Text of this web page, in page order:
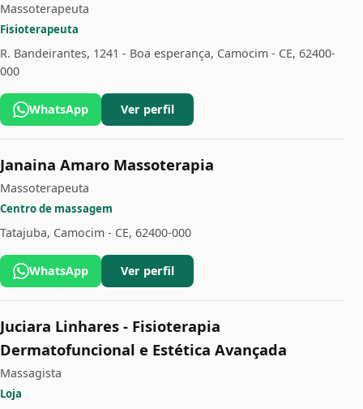
Massoterapeuta
Fisioterapeuta
R. Bandeirantes, 1241 - Boa esperança, Camocim - CE, 62400-
000
WhatsApp Ver perfil
Janaina Amaro Massoterapia
Massoterapeuta
Centro de massagem
Tatajuba, Camocim - CE, 62400-000
WhatsApp Ver perfil
Juciara Linhares - Fisioterapia
Dermatofuncional e Estética Avançada
Massagista
Loja